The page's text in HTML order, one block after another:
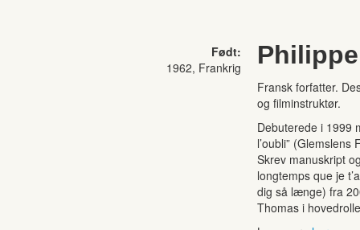
Født:
1962, Frankrig
Fransk forfatter.
og filminstruktør.
Debuterede i 1999
l’oubli” (Glemslens
Skrev manuskript
longtemps que je
dig så længe) fra
Thomas i